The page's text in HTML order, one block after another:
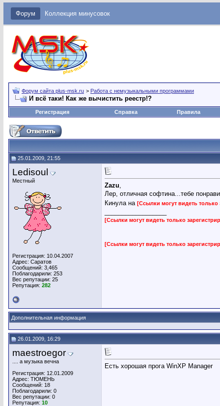
Форум Коллекция минусовок
Форум сайта plus-msk.ru > Работа с немузыкальными программами
И всё таки! Как же вычистить реестр!?
Регистрация Справка Правила
25.01.2009, 21:55
Ledisoul
Местный
Регистрация: 10.04.2007
Адрес: Саратов
Сообщений: 3,465
Поблагодарили: 253
Вес репутации: 25
Репутация: 282
Zazu,
Лер, отличная софтина...тебе
Кинула на [Ссылки могут видеть
[Ссылки могут видеть только
[Ссылки могут видеть только
Дополнительная информация
26.01.2009, 16:29
maestroegor
.... а музыка вечна
Регистрация: 12.01.2009
Адрес: ТЮМЕНЬ
Сообщений: 18
Поблагодарили: 0
Вес репутации: 0
Репутация: 10
Есть хорошая прога WinXP Manager